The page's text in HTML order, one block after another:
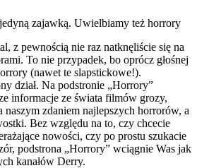
zajawką. Uwielbiamy też horrory
z pewnością nie raz natknęliście się na
To nie przypadek, bo oprócz głośnej
(nawet te slapstickowe!).
dział. Na podstronie „Horrory”
informacje ze świata filmów grozy,
naszym zdaniem najlepszych horrorów, a
Bez względu na to, czy chcecie
nowości, czy po prostu szukacie
podstrona „Horrory” wciągnie Was jak
kanałów Derry.